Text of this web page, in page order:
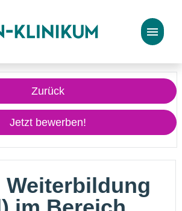
Zurück
Jetzt bewerben!
Weiterbildung